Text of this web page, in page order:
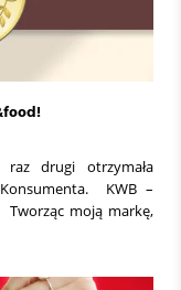
drugi otrzymała
KWB –
moją markę,